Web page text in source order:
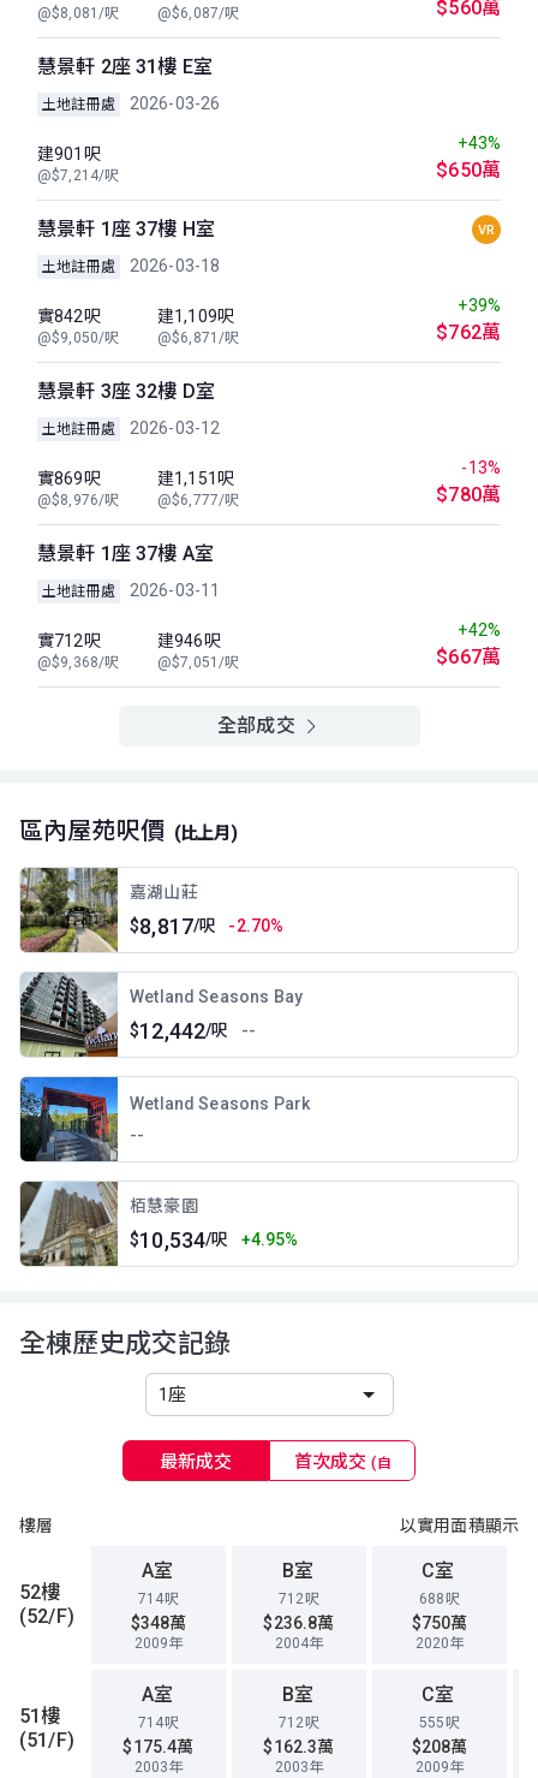
@$8,081/呎 @$6,087/呎 $560萬
慧景軒 2座 31樓 E室
土地註冊處 2026-03-26
建901呎
@$7,214/呎
+43%
$650萬
慧景軒 1座 37樓 H室 VR
土地註冊處 2026-03-18
實842呎
@$9,050/呎
建1,109呎
@$6,871/呎
+39%
$762萬
慧景軒 3座 32樓 D室
土地註冊處 2026-03-12
實869呎
@$8,976/呎
建1,151呎
@$6,777/呎
-13%
$780萬
慧景軒 1座 37樓 A室
土地註冊處 2026-03-11
實712呎
@$9,368/呎
建946呎
@$7,051/呎
+42%
$667萬
全部成交
區內屋苑呎價 (比上月)
嘉湖山莊
$8,817/呎 -2.70%
Wetland Seasons Bay
$12,442/呎 --
Wetland Seasons Park
--
栢慧豪園
$10,534/呎 +4.95%
全棟歷史成交記錄
最新成交 首次成交(自
樓層 以實用面積顯示
52樓
(52/F)
51樓
(51/F)
A室
714呎
$348萬
2009年
B室
712呎
$236.8萬
2004年
C室
688呎
$750萬
2020年
A室
714呎
$175.4萬
2003年
B室
712呎
$162.3萬
2003年
C室
555呎
$208萬
2009年